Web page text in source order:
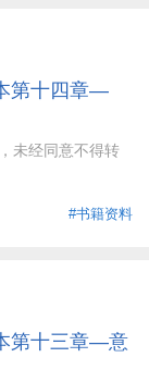
第十四章—
未经同意不得转
#书籍资料
第十三章—意